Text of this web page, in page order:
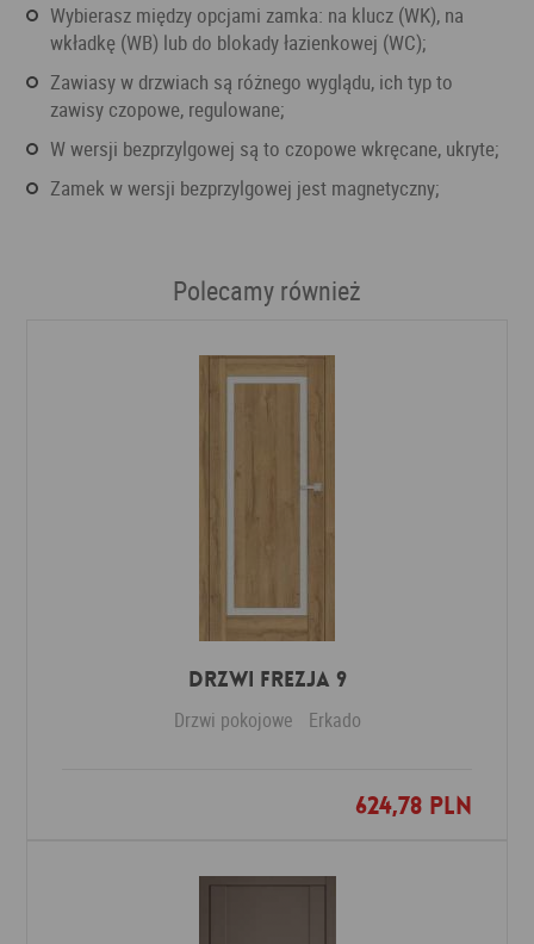
wybierasz między opcjami zamka: na klucz (WK), na
wkładkę (WB) lub do blokady łazienkowej (WC);
zawiasy w drzwiach są różnego wyglądu, ich typ to
zawisy czopowe, regulowane;
w wersji bezprzylgowej są to czopowe wkręcane, ukryte;
zamek w wersji bezprzylgowej jest magnetyczny;
Polecamy również
DRZWI FREZJA 9
Drzwi pokojowe Erkado
624,78 PLN
Dodaj do ulubionych